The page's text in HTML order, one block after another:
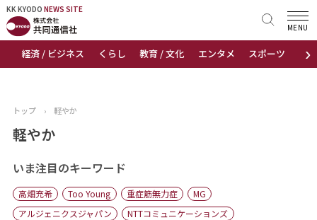
KK KYODO NEWS SITE
›
経済 / ビジネス くらし 教育 / 文化 エンタメ スポーツ 地域
MENU
KK KYODONEWS SITE
トップページ
ニュース
おすすめコンテンツ
出版物
トップ › 軽やか
軽やか
いま注目のキーワード
高畑充希 Too Young 重症筋無力症
MG
アルジェニクスジャパン
NTTコミュニケーションズ